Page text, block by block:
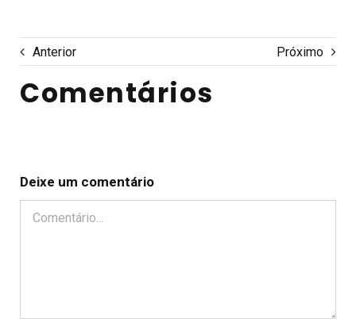
Anterior Próximo
Comentários
Deixe um comentário
Comentário